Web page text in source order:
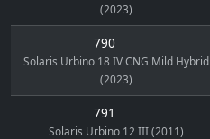
(2023)
790
Solaris Urbino 18 IV CNG Mild Hybrid
(2023)
791
Solaris Urbino 12 III (2011)